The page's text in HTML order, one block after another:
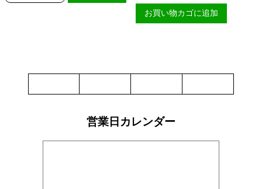
ャ
ワ
ー
シ
お買い物カゴに追加
営業日カレンダー